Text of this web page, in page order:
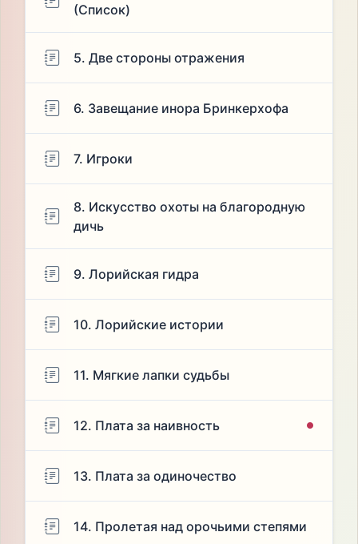
(Список)
5. Две стороны отражения
6. Завещание инора Бринкерхофа
7. Игроки
8. Искусство охоты на благородную
дичь
9. Лорийская гидра
10. Лорийские истории
11. Мягкие лапки судьбы
12. Плата за наивность
13. Плата за одиночество
14. Пролетая над орочьими степями